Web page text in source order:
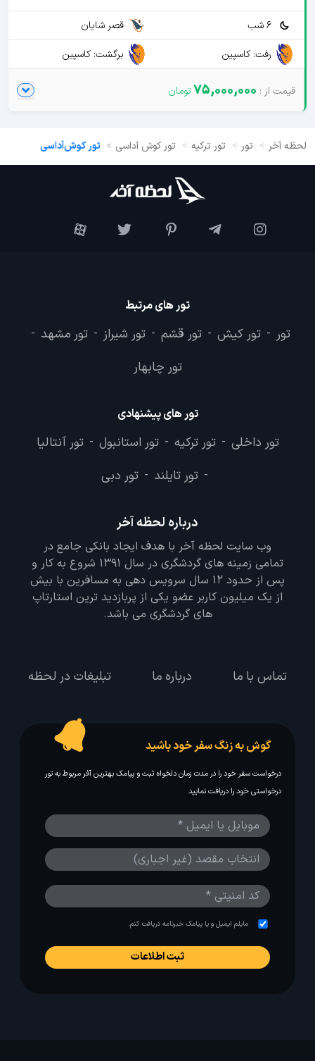
6 شب
قصر شایان
رفت: کاسپین
برگشت: کاسپین
75,000,000
لحظه آخر تور تور ترکیه تور کوش آداسی تور کوش‌آداسی
تور های مرتبط
تور - تور کیش - تور قشم - تور شیراز - تور مشهد -
تور چابهار
تور های پیشنهادی
تور داخلی - تور ترکیه - تور استانبول - تور آنتالیا
- تور تایلند - تور دبی
درباره لحظه آخر
وب سایت لحظه آخر با هدف ایجاد بانکی جامع در
تمامی زمینه های گردشگری در سال 1391 شروع به کار و
پس از حدود 12 سال سرویس دهی به مسافرین با بیش
از یک میلیون کاربر عضو یکی از پربازدید ترین استارتاپ
های گردشگری می باشد.
تماس با ما درباره ما تبلیغات در لحظه
گوش به زنگ سفر خود باشید
درخواست سفر خود را در مدت زمان دلخواه ثبت و پیامک بهترین آفر مربوط به تور
درخواستی خود را دریافت نمایید
مایلم ایمیل و یا پیامک خبرنامه دریافت کنم.